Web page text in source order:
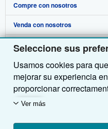
Seleccione sus
Usamos cookies para
mejorar su experiencia
proporcionar
utilizamos cookies para
midiendo las visitas al
Ver más
Compre con nosotros
Búsqueda avanzada
Colecciones
Mi cuenta
Mis pedidos
Ver carrito
Venda con nosotros
Comenzar a vender
Únase a nuestro programa de
Recomiende un vendedor
Sobre nosotros
Sobre IberLibro
Medios
Empleo
Política de Privacidad
Obtener Ayuda
Preguntas frecuentes y guías
Atención al Cliente
Otras compañías de AbeBooks
AbeBooks.com
AbeBooks.co.uk
Siga a IberLibro